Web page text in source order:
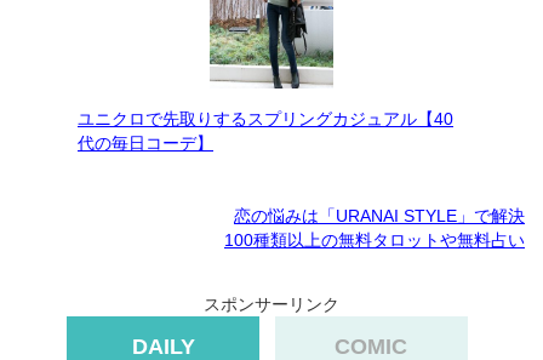
ユニクロで先取りするスプリングカジュアル【40
代の毎日コーデ】
恋の悩みは「URANAI STYLE」で解決
100種類以上の無料タロットや無料占い
スポンサーリンク
DAILY COMIC